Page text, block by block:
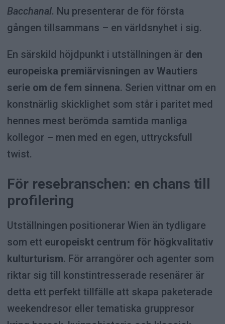
Bacchanal. Nu presenterar de för första
gången tillsammans – en världsnyhet i sig.
En särskild höjdpunkt i utställningen är den
europeiska premiärvisningen av Wautiers
serie om de fem sinnena. Serien vittnar om en
konstnärlig skicklighet som står i paritet med
hennes mest berömda samtida manliga
kollegor – men med en egen, uttrycksfull
twist.
För resebranschen: en chans till
profilering
Utställningen positionerar Wien än tydligare
som ett europeiskt centrum för högkvalitativ
kulturturism. För arrangörer och agenter som
riktar sig till konstintresserade resenärer är
detta ett perfekt tillfälle att skapa paketerade
weekendresor eller tematiska gruppresor